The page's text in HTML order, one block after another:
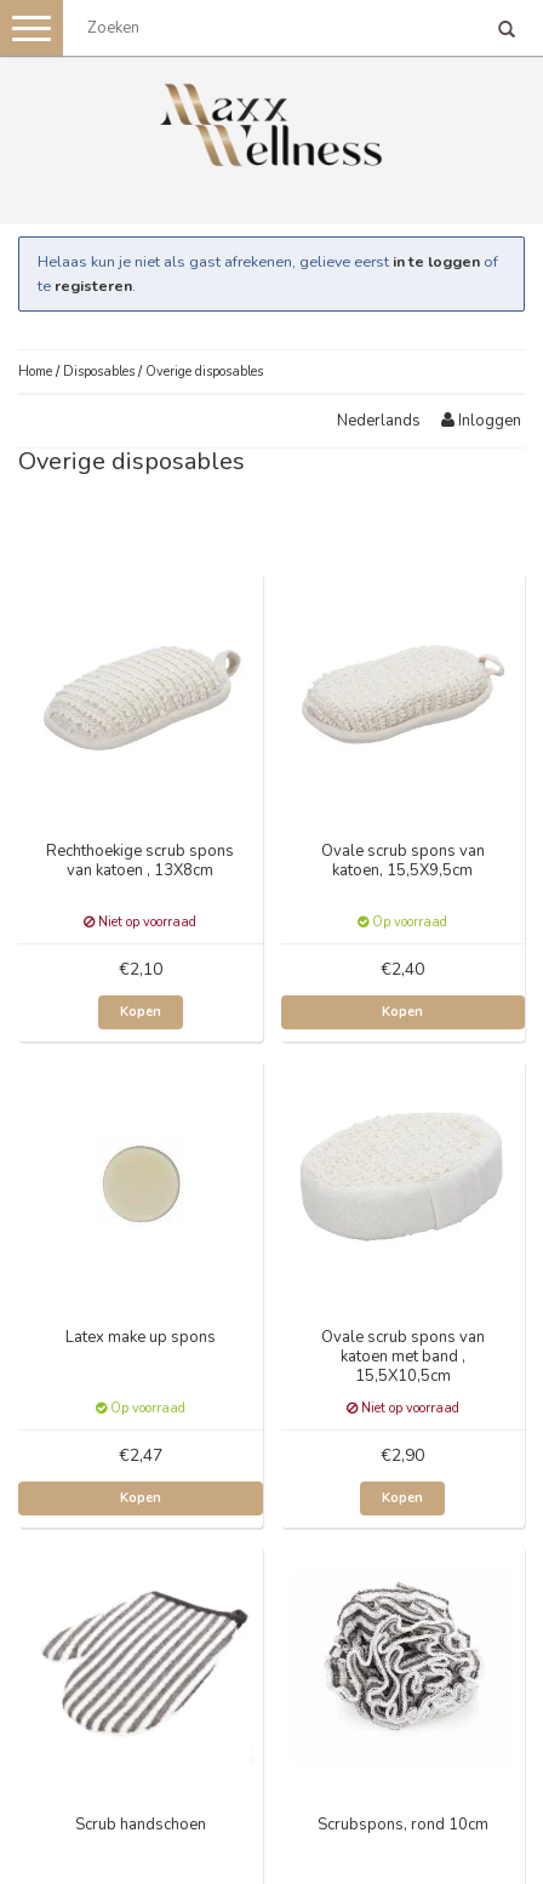
Toggle
navigation
Helaas kun je niet als gast afrekenen, gelieve eerst in te loggen of
te registeren.
Home / Disposables / Overige disposables
Nederlands Inloggen
Overige disposables
Rechthoekige scrub spons
van katoen , 13X8cm
Niet op voorraad
€2,10
Kopen
Ovale scrub spons van
katoen, 15,5X9,5cm
Op voorraad
€2,40
Kopen
Latex make up spons
Op voorraad
€2,47
Kopen
Ovale scrub spons van
katoen met band ,
15,5X10,5cm
Niet op voorraad
€2,90
Kopen
Scrub handschoen Scrubspons, rond 10cm